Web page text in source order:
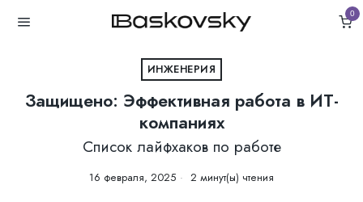
0
ИНЖЕНЕРИЯ
Защищено: Эффективная работа в ИТ-
компаниях
Список лайфхаков по работе
16 февраля, 2025 2 минут(ы) чтения